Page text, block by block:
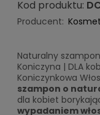
Kod produktu:
Producent:
Naturalny
Koniczyna | DLA
Koniczynkowa
szampon o
dla kobiet
wypadaniem